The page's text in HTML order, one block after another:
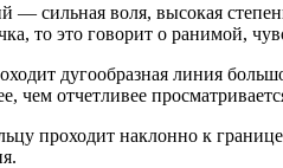
сильная воля, высокая
то это говорит о ранимой,
дугообразная линия
чем отчетливее
проходит наклонно к